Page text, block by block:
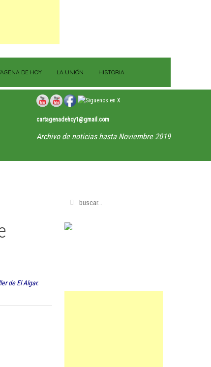
DE HOY LA UNIÓN HISTORIA
cartagenadehoy1@gmail.com
Archivo de noticias hasta Noviembre 2019
de El Algar.